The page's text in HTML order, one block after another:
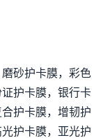
砂护卡膜，彩色
护卡膜，银行卡
护卡膜，增韧护
护卡膜，亚光护